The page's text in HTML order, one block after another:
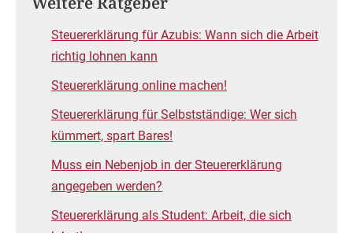
Steuererklärung für Azubis: Wann sich die Arbeit
richtig lohnen kann
Steuererklärung online machen!
Steuererklärung für Selbstständige: Wer sich
kümmert, spart Bares!
Muss ein Nebenjob in der Steuererklärung
angegeben werden?
Steuererklärung als Student: Arbeit, die sich